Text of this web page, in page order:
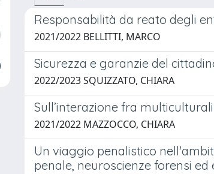
Responsabilità da reato degli
2021/2022 BELLITTI, MARCO
Sicurezza e garanzie del
2022/2023 SQUIZZATO, CHIARA
Sull’interazione fra
2021/2022 MAZZOCCO, CHIARA
Un viaggio penalistico
penale, neuroscienze forensi ed